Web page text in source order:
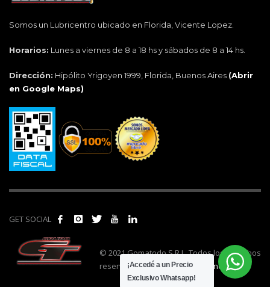
Somos un Lubricentro ubicado en Florida, Vicente Lopez.
Horarios: Lunes a viernes de 8 a 18 hs y sábados de 8 a 14 hs.
Dirección: Hipólito Yrigoyen 1999, Florida, Buenos Aires (Abrir
en Google Maps)
GET SOCIAL
© 2021 Gomatodo S.R.L. Todos los derechos
reservados. | Realizado por
cónclave.
¡Accedé a un Precio
Exclusivo Whatsapp!